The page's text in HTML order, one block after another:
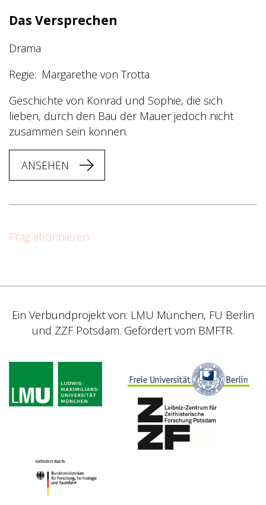
Das Versprechen
Drama
Regie
Margarethe von Trotta
Geschichte von Konrad und Sophie, die sich
lieben, durch den Bau der Mauer jedoch nicht
zusammen sein können.
ANSEHEN
Prag abonnieren
Ein Verbundprojekt von: LMU München, FU Berlin
und ZZF Potsdam. Gefördert vom BMFTR.